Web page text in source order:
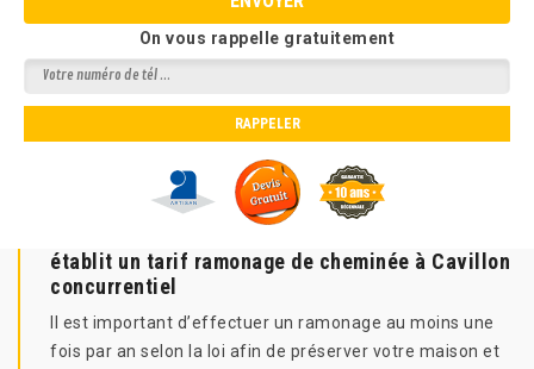
On vous rappelle gratuitement
établit un tarif ramonage de cheminée à Cavillon
concurrentiel
Il est important d’effectuer un ramonage au moins une
fois par an selon la loi afin de préserver votre maison et